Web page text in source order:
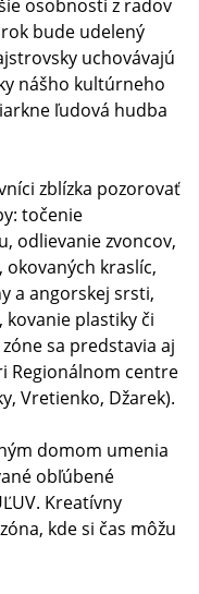
osobnosti z radov
bude udelený
uchovávajú
nášho kultúrneho
ľudová hudba
zblízka pozorovať
točenie
odlievanie zvoncov,
kraslíc,
a angorskej srsti,
kovanie plastiky či
sa predstavia aj
Regionálnom centre
Vretienko, Džarek).
domom umenia
obľúbené
Kreatívny
kde si čas môžu